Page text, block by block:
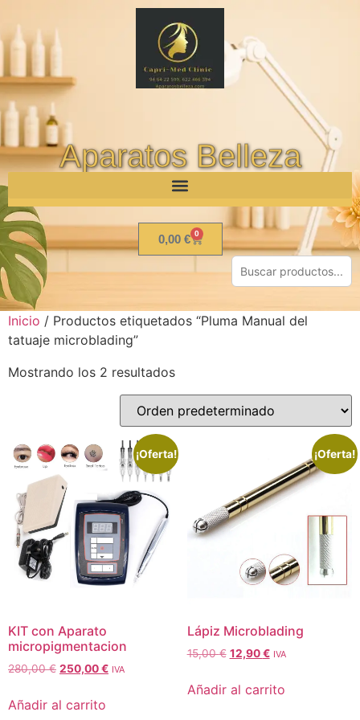
Aparatos Belleza
0,00 € 0
Inicio / Productos etiquetados “Pluma Manual del
tatuaje microblading”
Mostrando los 2 resultados
¡Oferta!
KIT con Aparato
micropigmentacion
280,00€ 250,00€ IVA
Añadir al carrito
¡Oferta!
Lápiz Microblading
15,00€ 12,90€ IVA
Añadir al carrito